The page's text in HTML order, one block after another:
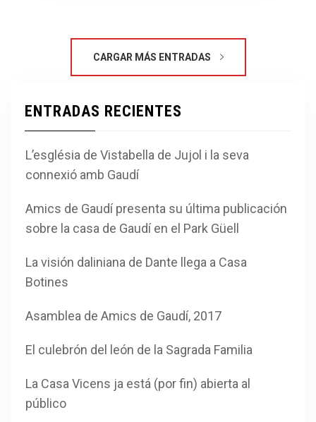
CARGAR MÁS ENTRADAS
ENTRADAS RECIENTES
L’església de Vistabella de Jujol i la seva
connexió amb Gaudí
Amics de Gaudí presenta su última publicación
sobre la casa de Gaudí en el Park Güell
La visión daliniana de Dante llega a Casa
Botines
Asamblea de Amics de Gaudí, 2017
El culebrón del león de la Sagrada Familia
La Casa Vicens ja está (por fin) abierta al
público